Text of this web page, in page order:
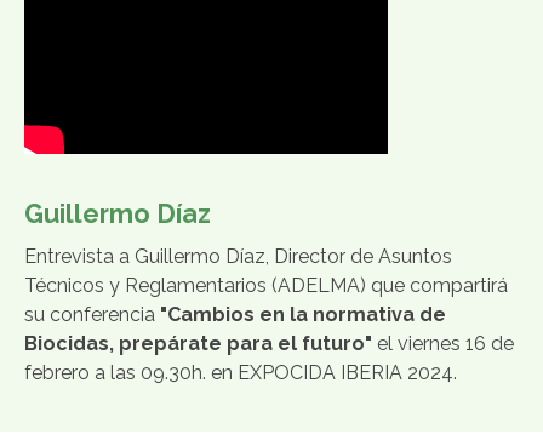
Guillermo Díaz
Entrevista a Guillermo Díaz, Director de Asuntos
Técnicos y Reglamentarios (ADELMA) que compartirá
su conferencia "Cambios en la normativa de
Biocidas, prepárate para el futuro" el viernes 16 de
febrero a las 09.30h. en EXPOCIDA IBERIA 2024.